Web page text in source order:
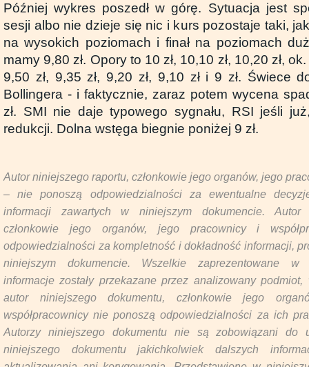
Później wykres poszedł w górę. Sytuacja jest
sesji albo nie dzieje się nic i kurs pozostaje taki,
na wysokich poziomach i finał na poziomach
mamy 9,80 zł. Opory to 10 zł, 10,10 zł, 10,20 zł,
9,50 zł, 9,35 zł, 9,20 zł, 9,10 zł i 9 zł. Świece
Bollingera - i faktycznie, zaraz potem wycena
zł. SMI nie daje typowego sygnału, RSI jeśli
redukcji. Dolna wstęga biegnie poniżej 9 zł.
Autor niniejszego raportu, członkowie jego organów, jego
– nie ponoszą odpowiedzialności za ewentualne
informacji zawartych w niniejszym dokumencie. Autor
członkowie jego organów, jego pracownicy i
odpowiedzialności za kompletność i dokładność informacji,
niniejszym dokumencie. Wszelkie zaprezentowane w
informacje zostały przekazane przez analizowany
autor niniejszego dokumentu, członkowie jego
współpracownicy nie ponoszą odpowiedzialności za ich
Autorzy niniejszego dokumentu nie są zobowiązani do
niniejszego dokumentu jakichkolwiek dalszych